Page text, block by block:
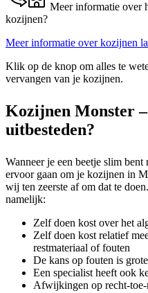
Meer informatie over
kozijnen?
Meer informatie over kozijnen
Klik op de knop om alles te
vervangen van je kozijnen.
Kozijnen Monster
uitbesteden?
Wanneer je een beetje slim
ervoor gaan om je kozijnen in
wij ten zeerste af om dat te
namelijk:
Zelf doen kost over het
Zelf doen kost relatief
restmateriaal of fouten
De kans op fouten is
Een specialist heeft ook
Afwijkingen op recht-toe-